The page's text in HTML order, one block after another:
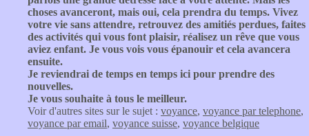
choses avanceront, mais oui, cela prendra du temps. Vivez
votre vie sans attendre, retrouvez des amitiés perdues, faites
des activités qui vous font plaisir, réalisez un rêve que vous
aviez enfant. Je vous vois vous épanouir et cela avancera
ensuite.
Je reviendrai de temps en temps ici pour prendre des
nouvelles.
Je vous souhaite à tous le meilleur.
Voir d'autres sites sur le sujet : voyance, voyance par telephone,
voyance par email, voyance suisse, voyance belgique